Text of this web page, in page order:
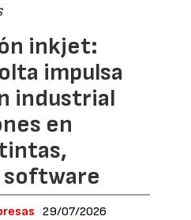
inkjet:
impulsa
industrial
en
software
29/07/2026